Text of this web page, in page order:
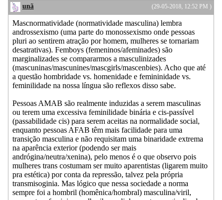
(29-05-2018, 12:52 PM )
unã
Mascnormatividade (normatividade masculina) lembra
androssexismo (uma parte do monossexismo onde pessoas
pluri ao sentirem atração por homem, mulheres se tornariam
desatrativas). Femboys (femeninos/afeminades) são
marginalizades se compararmos a masculinizades
(mascuninas/mascunines/mascgirls/mascenbies). Acho que até
a questão hombridade vs. homenidade e femininidade vs.
feminilidade na nossa língua são reflexos disso sabe.
Pessoas AMAB são realmente induzidas a serem masculinas
ou terem uma excessiva feminilidade binária e cis-passível
(passabilidade cis) para serem aceitas na normalidade social,
enquanto pessoas AFAB têm mais facilidade para uma
transição masculina e não requisitam uma binaridade extrema
na aparência exterior (podendo ser mais
andrógina/neutra/xenina), pelo menos é o que observo pois
mulheres trans costumam ser muito aparentistas (ligarem muito
pra estética) por conta da repressão, talvez pela própria
transmisoginia. Mas lógico que nessa sociedade a norma
sempre foi a hombril (homênica/hombral) masculina/viril,